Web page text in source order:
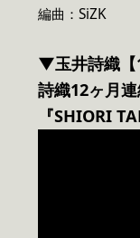
編曲：SiZK
▼玉井詩織【
詩織12ヶ月
『SHIORI